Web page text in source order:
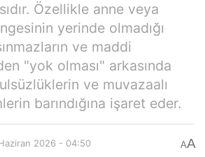
Özellikle anne veya
yerinde olmadığı
ve maddi
"yok olması" arkasında
ve muvazaalı
barındığına işaret eder.
2026 - 04:50 AA